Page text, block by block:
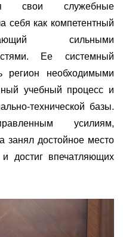
свои служебные
себя как компетентный
сильными
Ее системный
регион необходимыми
учебный процесс и
технической базы.
усилиям,
занял достойное место
достиг впечатляющих